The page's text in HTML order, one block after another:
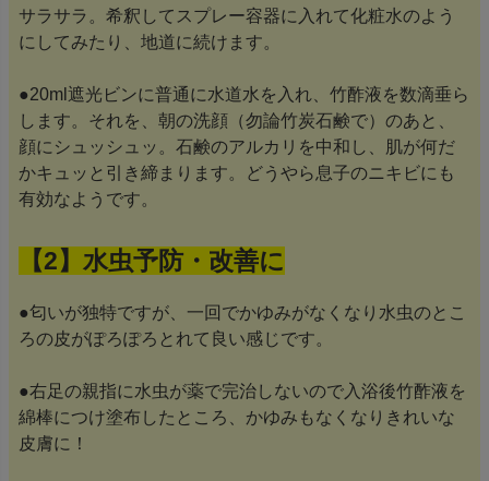
サラサラ。希釈してスプレー容器に入れて化粧水のよう
にしてみたり、地道に続けます。
●20ml遮光ビンに普通に水道水を入れ、竹酢液を数滴垂ら
します。それを、朝の洗顔（勿論竹炭石鹸で）のあと、
顔にシュッシュッ。石鹸のアルカリを中和し、肌が何だ
かキュッと引き締まります。どうやら息子のニキビにも
有効なようです。
【2】水虫予防・改善に
●匂いが独特ですが、一回でかゆみがなくなり水虫のとこ
ろの皮がぽろぽろとれて良い感じです。
●右足の親指に水虫が薬で完治しないので入浴後竹酢液を
綿棒につけ塗布したところ、かゆみもなくなりきれいな
皮膚に！